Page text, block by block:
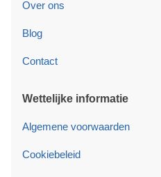
Over ons
Blog
Contact
Wettelijke informatie
Algemene voorwaarden
Cookiebeleid